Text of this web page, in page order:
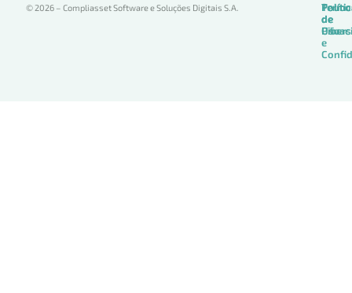
© 2026 – Compliasset Software e Soluções Digitais S.A.
de
Uso
de
de
e